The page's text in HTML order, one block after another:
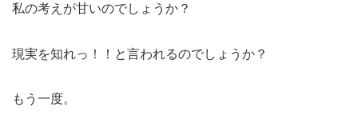
私の考えが甘いのでしょうか？
現実を知れっ！！と言われるのでしょうか？
もう一度。